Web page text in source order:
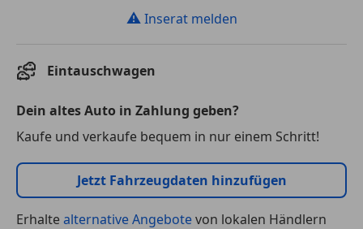
⚠ Inserat melden
Eintauschwagen
Dein altes Auto in Zahlung geben?
Kaufe und verkaufe bequem in nur einem Schritt!
Jetzt Fahrzeugdaten hinzufügen
Erhaltealternative Angebotevon lokalen Händlern